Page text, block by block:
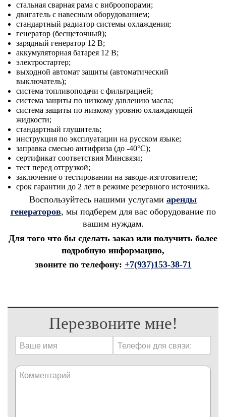
стальная сварная рама с виброопорами;
двигатель с навесным оборудованием;
стандартный радиатор системы охлаждения;
генератор (бесщеточный);
зарядный генератор 12 В;
аккумуляторная батарея 12 В;
электростартер;
выходной автомат защиты (автоматический
выключатель);
система топливоподачи с фильтрацией;
система защиты по низкому давлению масла;
система защиты по низкому уровню охлаждающей
жидкости;
стандартный глушитель;
инструкция по эксплуатации на русском языке;
заправка смесью антифриза (до -40°С);
сертификат соответствия Минсвязи;
тест перед отгрузкой;
заключение о тестировании на заводе-изготовителе;
срок гарантии до 2 лет в режиме резервного источника.
Воспользуйтесь нашими услугами аренды
генераторов, мы подберем для вас оборудование по
вашим нуждам.
Для того что бы сделать заказ или получить более
подробную информацию,
звоните по телефону: +7(937)153-38-71
Перезвоните мне!